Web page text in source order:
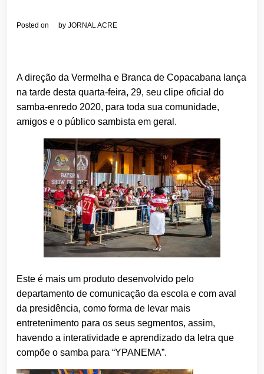
Posted on by JORNAL ACRE
A direção da Vermelha e Branca de Copacabana lança
na tarde desta quarta-feira, 29, seu clipe oficial do
samba-enredo 2020, para toda sua comunidade,
amigos e o público sambista em geral.
Este é mais um produto desenvolvido pelo
departamento de comunicação da escola e com aval
da presidência, como forma de levar mais
entretenimento para os seus segmentos, assim,
havendo a interatividade e aprendizado da letra que
compõe o samba para “YPANEMA”.